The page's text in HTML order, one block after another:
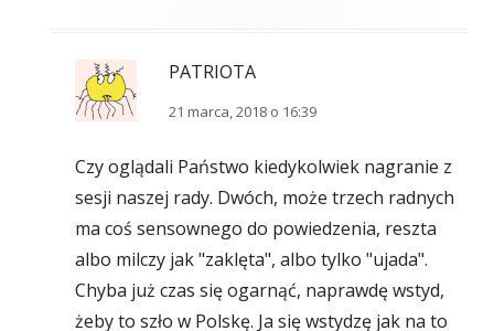
PATRIOTA
21 marca, 2018 o 16:39
Czy oglądali Państwo kiedykolwiek nagranie z
sesji naszej rady. Dwóch, może trzech radnych
ma coś sensownego do powiedzenia, reszta
albo milczy jak "zaklęta", albo tylko "ujada".
Chyba już czas się ogarnąć, naprawdę wstyd,
żeby to szło w Polskę. Ja się wstydzę jak na to